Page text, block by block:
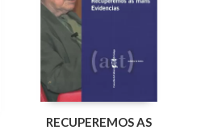
RECUPEREMOS AS